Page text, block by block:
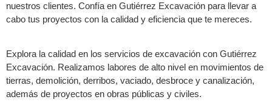
nuestros clientes. Confía en Gutiérrez Excavación para llevar a
cabo tus proyectos con la calidad y eficiencia que te mereces.
Explora la calidad en los servicios de excavación con Gutiérrez
Excavación. Realizamos labores de alto nivel en movimientos de
tierras, demolición, derribos, vaciado, desbroce y canalización,
además de proyectos en obras públicas y civiles.